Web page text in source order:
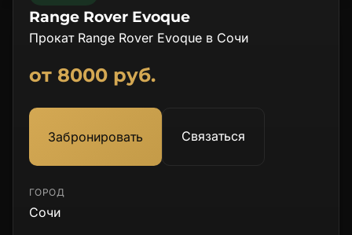
Range Rover Evoque
Прокат Range Rover Evoque в Сочи
от 8000 руб.
Забронировать Связаться
ГОРОД
Сочи